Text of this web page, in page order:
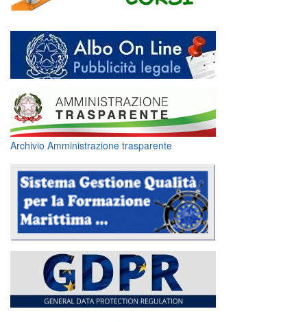
Archivio Amministrazione trasparente